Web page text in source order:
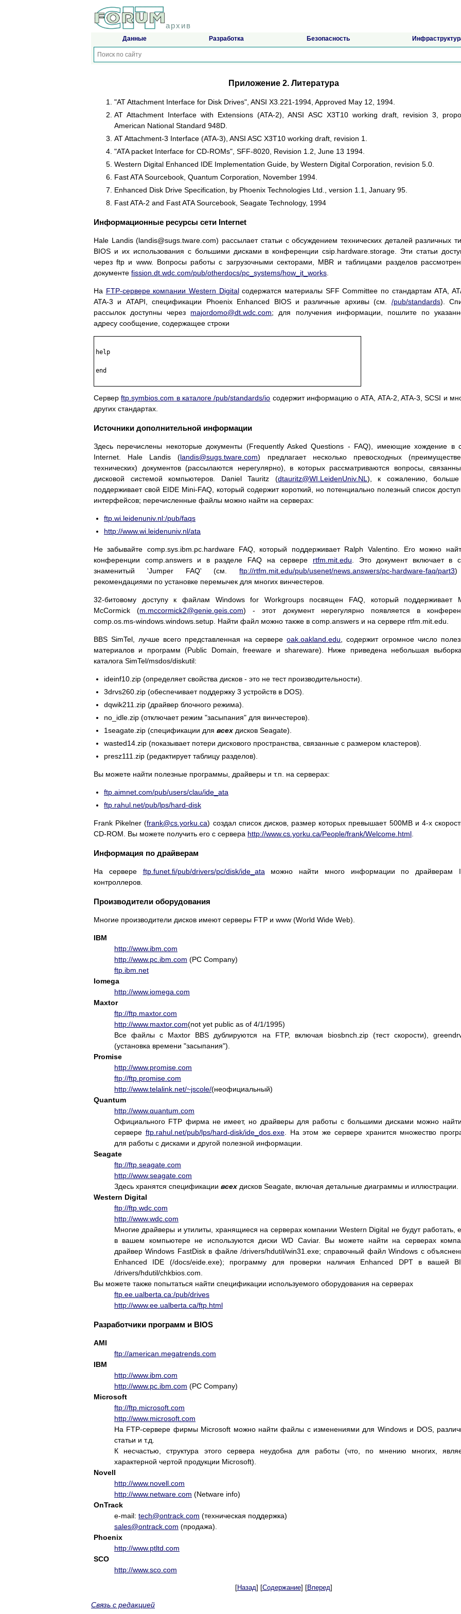
архив
Данные Разработка Безопасность
Приложение 2. Литература
"AT Attachment Interface for Disk Drives", ANSI X3.221-1994, Approved May 12, 1994.
AT Attachment Interface with Extensions (ATA-2), ANSI ASC X3T10 working draft, revision 3,
American National Standard 948D.
AT Attachment-3 Interface (ATA-3), ANSI ASC X3T10 working draft, revision 1.
"ATA packet Interface for CD-ROMs", SFF-8020, Revision 1.2, June 13 1994.
Western Digital Enhanced IDE Implementation Guide, by Western Digital Corporation, revision 5.0.
Fast ATA Sourcebook, Quantum Corporation, November 1994.
Enhanced Disk Drive Specification, by Phoenix Technologies Ltd., version 1.1, January 95.
Fast ATA-2 and Fast ATA Sourcebook, Seagate Technology, 1994
Информационные ресурсы сети Internet
Hale Landis (landis@sugs.tware.com) рассылает статьи с обсуждением технических деталей различных
BIOS и их использования с большими дисками в конференции csip.hardware.storage. Эти статьи
через ftp и www. Вопросы работы с загрузочными секторами, MBR и таблицами разделов
документе fission.dt.wdc.com/pub/otherdocs/pc_systems/how_it_works
На FTP-сервере компании Western Digitalсодержатся материалы SFF Committee по стандартам ATA,
ATA-3 и ATAPI, спецификации Phoenix Enhanced BIOS и различные архивы (см. /pub/standards).
рассылок доступны через majordomo@dt.wdc.com; для получения информации, пошлите по
адресу сообщение, содержащее строки
help
end
Серверftp.symbios.com в каталоге /pub/standards/io содержит информацию о ATA, ATA-2, ATA-3, SCSI и
других стандартах.
Источники дополнительной информации
Здесь перечислены некоторые документы (Frequently Asked Questions - FAQ), имеющие хождение в
Internet. Hale Landis (landis@sugs.tware.com) предлагает несколько превосходных
технических) документов (рассылаются нерегулярно), в которых рассматриваются вопросы,
дисковой системой компьютеров. Daniel Tauritz (dtauritz@WI.LeidenUniv.NL ), к сожалению,
поддерживает свой EIDE Mini-FAQ, который содержит короткий, но потенциально полезный список
интерфейсов; перечисленные файлы можно найти на серверах:
ftp.wi.leidenuniv.nl:/pub/faqs
http://www.wi.leidenuniv.nl/ata
Не забывайте comp.sys.ibm.pc.hardware FAQ, который поддерживает Ralph Valentino. Его можно
конференции comp.answers и в разделе FAQ на сервере rtfm.mit.edu . Это документ включает в
знаменитый 'Jumper FAQ' (см.ftp://rtfm.mit.edu/pub/usenet/news.answers/pc-hardware-faq/part3
рекомендациями по установке перемычек для многих винчестеров.
32-битовому доступу к файлам Windows for Workgroups посвящен FAQ, который поддерживает
McCormick (m.mccormick2@genie.geis.com) - этот документ нерегулярно появляется в
comp.os.ms-windows.windows.setup. Найти файл можно также в comp.answers и на сервере rtfm.mit.edu.
BBS SimTel, лучше всего представленная на сервереoak.oakland.edu , содержит огромное число
материалов и программ (Public Domain, freeware и shareware). Ниже приведена небольшая
каталога SimTel/msdos/diskutil:
ideinf10.zip (определяет свойства дисков - это не тест производительности).
3drvs260.zip (обеспечивает поддержку 3 устройств в DOS).
dqwik211.zip (драйвер блочного режима).
no_idle.zip (отключает режим "засыпания" для винчестеров).
1seagate.zip (спецификации для всех дисков Seagate).
wasted14.zip (показывает потери дискового пространства, связанные с размером кластеров).
presz111.zip (редактирует таблицу разделов).
Вы можете найти полезные программы, драйверы и т.п. на серверах:
ftp.aimnet.com/pub/users/clau/ide_ata
ftp.rahul.net/pub/lps/hard-disk
Frank Pikelner (frank@cs.yorku.ca) создал список дисков, размер которых превышает 500MB и 4-х
CD-ROM. Вы можете получить его с сервера http://www.cs.yorku.ca/People/frank/Welcome.html
Информация по драйверам
На сервере ftp.funet.fi/pub/drivers/pc/disk/ide_ata можно найти много информации по драйверам
контроллеров.
Производители оборудования
Многие производители дисков имеют серверы FTP и www (World Wide Web).
IBM
http://www.ibm.com
http://www.pc.ibm.com (PC Company)
ftp.ibm.net
Iomega
http://www.iomega.com
Maxtor
ftp://ftp.maxtor.com
http://www.maxtor.com(not yet public as of 4/1/1995)
Все файлы с Maxtor BBS дублируются на FTP, включая biosbnch.zip (тест скорости),
(установка времени "засыпания").
Promise
http://www.promise.com
ftp://ftp.promise.com
http://www.telalink.net/~jscole/(неофициальный)
Quantum
http://www.quantum.com
Официального FTP фирма не имеет, но драйверы для работы с большими дисками можно
сервере ftp.rahul.net/pub/lps/hard-disk/ide_dos.exe. На этом же сервере хранится множество
для работы с дисками и другой полезной информации.
Seagate
ftp://ftp.seagate.com
http://www.seagate.com
Здесь хранятся спецификации всех дисков Seagate, включая детальные диаграммы и иллюстрации.
Western Digital
ftp://ftp.wdc.com
http://www.wdc.com
Многие драйверы и утилиты, хранящиеся на серверах компании Western Digital не будут работать,
в вашем компьютере не используются диски WD Caviar. Вы можете найти на серверах
драйвер Windows FastDisk в файле /drivers/hdutil/win31.exe; справочный файл Windows с
Enhanced IDE (/docs/eide.exe); программу для проверки наличия Enhanced DPT в вашей
/drivers/hdutil/chkbios.com.
Вы можете также попытаться найти спецификации используемого оборудования на серверах
ftp.ee.ualberta.ca:/pub/drives
http://www.ee.ualberta.ca/ftp.html
Разработчики программ и BIOS
AMI
ftp://american.megatrends.com
IBM
http://www.ibm.com
http://www.pc.ibm.com (PC Company)
Microsoft
ftp://ftp.microsoft.com
http://www.microsoft.com
На FTP-сервере фирмы Microsoft можно найти файлы с изменениями для Windows и DOS,
статьи и т.д.
К несчастью, структура этого сервера неудобна для работы (что, по мнению многих,
характерной чертой продукции Microsoft).
Novell
http://www.novell.com
http://www.netware.com (Netware info)
OnTrack
e-mail: tech@ontrack.com (техническая поддержка)
sales@ontrack.com (продажа).
Phoenix
http://www.ptltd.com
SCO
http://www.sco.com
[Назад] [Содержание] [Вперед]
Связь с редакцией